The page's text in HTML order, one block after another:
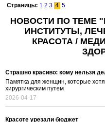
Страницы: 1 2 3 4 5
НОВОСТИ ПО ТЕМЕ
ИНСТИТУТЫ,
КРАСОТА /
Страшно красиво: кому нельзя
Памятка для женщин, которые
хирургическим путем
2026-04-17
Красоте урезали бюджет